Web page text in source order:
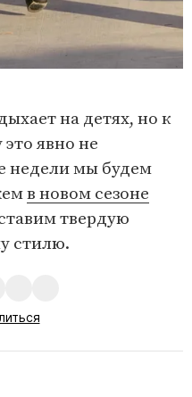
на детях, но к
явно не
недели мы будем
в новом сезоне
твердую
стилю.